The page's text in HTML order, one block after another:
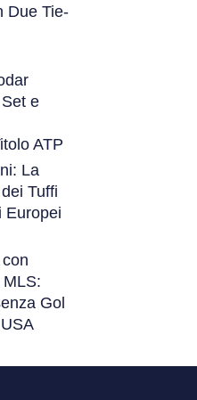
Due Tie-
e
ATP
La
Tuffi
Europei
MLS:
Gol